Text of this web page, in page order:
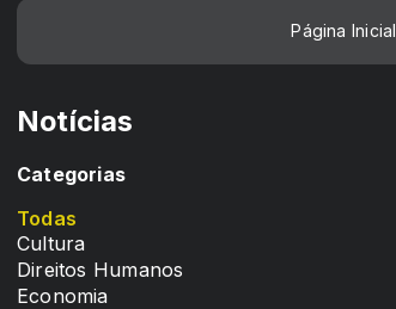
Página Inicial
Notícias
Categorias
Todas
Cultura
Direitos Humanos
Economia